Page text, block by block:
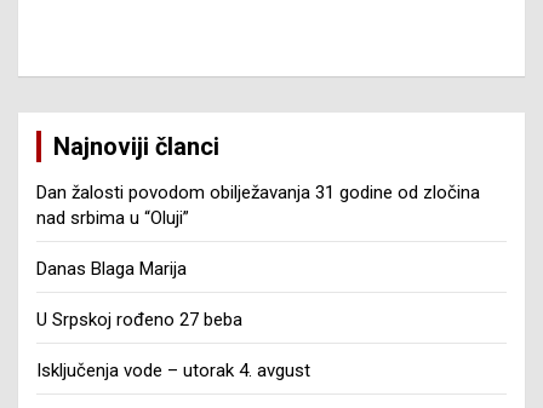
Najnoviji članci
Dan žalosti povodom obilježavanja 31 godine od zločina
nad srbima u “Oluji”
Danas Blaga Marija
U Srpskoj rođeno 27 beba
Isključenja vode – utorak 4. avgust